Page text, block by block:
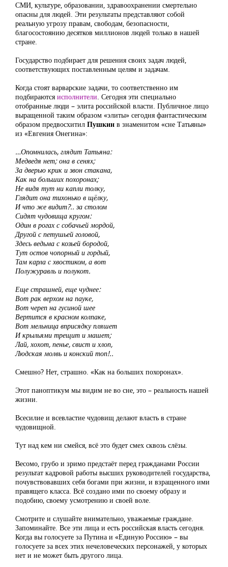
СМИ, культуре, образовании, здравоохранении смертельно
опасны для людей. Эти результаты представляют собой
реальную угрозу правам, свободам, безопасности,
благосостоянию десятков миллионов людей только в нашей
стране.
Государство подбирает для решения своих задач людей,
соответствующих поставленным целям и задачам.
Когда стоят варварские задачи, то соответственно им
подбираются исполнители. Сегодня эти специально
отобранные люди – элита российской власти. Публичное лицо
выращенной таким образом «элиты» сегодня фантастическим
образом предвосхитил Пушкин в знаменитом «сне Татьяны»
из «Евгения Онегина»:
…Опомнилась, глядит Татьяна:
Медведя нет; она в сенях;
За дверью крик и звон стакана,
Как на больших похоронах;
Не видя тут ни капли толку,
Глядит она тихонько в щёлку,
И что же видит?.. за столом
Сидят чудовища кругом:
Один в рогах с собачьей мордой,
Другой с петушьей головой,
Здесь ведьма с козьей бородой,
Тут остов чопорный и гордый,
Там карла с хвостиком, а вот
Полужуравль и полукот.
Еще страшней, еще чуднее:
Вот рак верхом на пауке,
Вот череп на гусиной шее
Вертится в красном колпаке,
Вот мельница вприсядку пляшет
И крыльями трещит и машет;
Лай, хохот, пенье, свист и хлоп,
Людская молвь и конский топ!..
Смешно? Нет, страшно. «Как на больших похоронах».
Этот паноптикум мы видим не во сне, это – реальность нашей
жизни.
Всесилие и всевластие чудовищ делают власть в стране
чудовищной.
Тут над кем ни смейся, всё это будет смех сквозь слёзы.
Весомо, грубо и зримо предстаёт перед гражданами России
результат кадровой работы высших руководителей государства,
почувствовавших себя богами при жизни, и взращенного ими
правящего класса. Всё создано ими по своему образу и
подобию, своему усмотрению и своей воле.
Смотрите и слушайте внимательно, уважаемые граждане.
Запоминайте. Все эти лица и есть российская власть сегодня.
Когда вы голосуете за Путина и «Единую Россию» – вы
голосуете за всех этих нечеловеческих персонажей, у которых
нет и не может быть другого лица.